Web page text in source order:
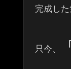
完成した
只今、